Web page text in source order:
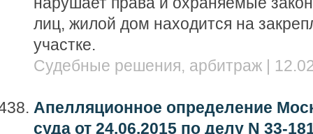
лиц, жилой дом находится на
участке.
Судебные решения, арбитраж |
Апелляционное определение
суда от 24.06.2015 по делу N 33-